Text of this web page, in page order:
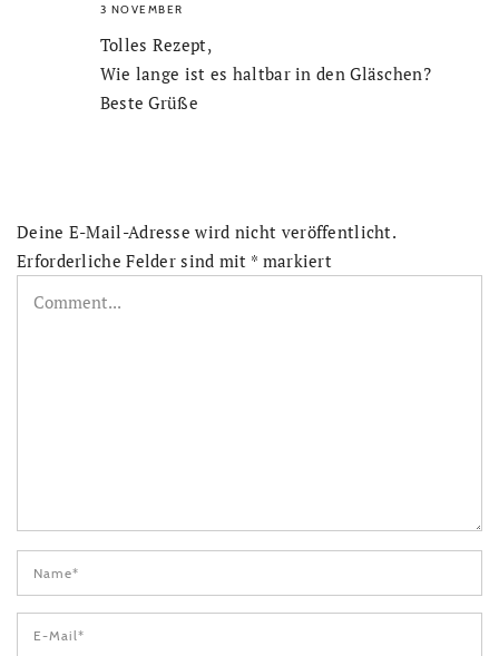
3 NOVEMBER
Tolles Rezept,
Wie lange ist es haltbar in den Gläschen?
Beste Grüße
Deine E-Mail-Adresse wird nicht veröffentlicht.
Erforderliche Felder sind mit * markiert